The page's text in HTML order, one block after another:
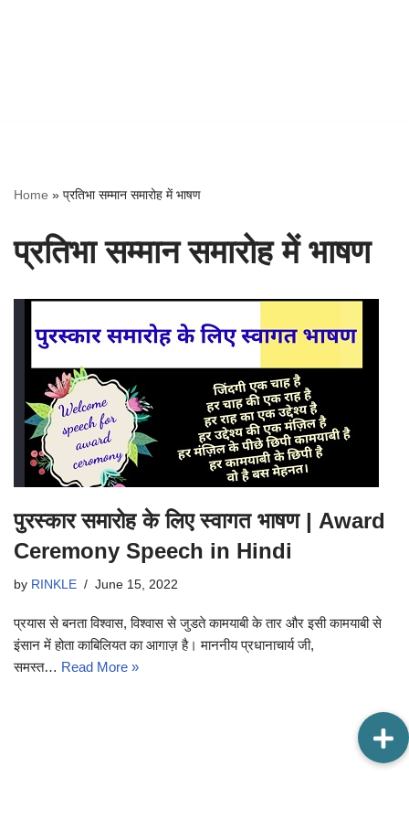
Home » प्रतिभा सम्मान समारोह में भाषण
प्रतिभा सम्मान समारोह में भाषण
पुरस्कार समारोह के लिए स्वागत भाषण | Award
Ceremony Speech in Hindi
by RINKLE June 15, 2022
प्रयास से बनता विश्वास, विश्वास से जुडते कामयाबी के तार और इसी कामयाबी से
इंसान में होता काबिलियत का आगाज़ है। माननीय प्रधानाचार्य जी,
समस्त… Read More »